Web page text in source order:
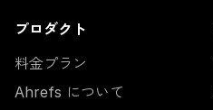
プロダクト
料金プラン
Ahrefs について